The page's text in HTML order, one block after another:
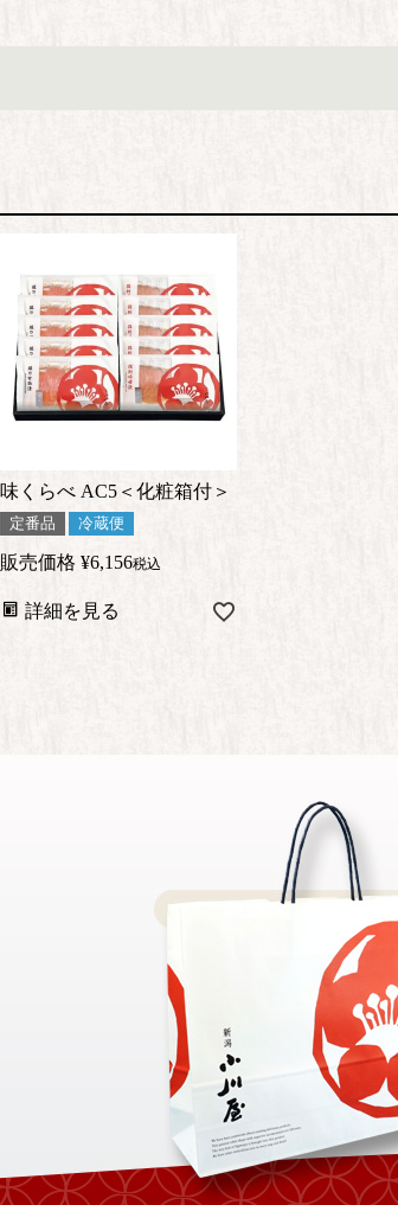
味くらべ AC5＜化粧箱付＞
定番品 冷蔵便
販売価格 ¥6,156税込
詳細を見る